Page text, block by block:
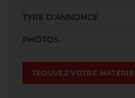
TYPE D'ANNONCE
PHOTOS